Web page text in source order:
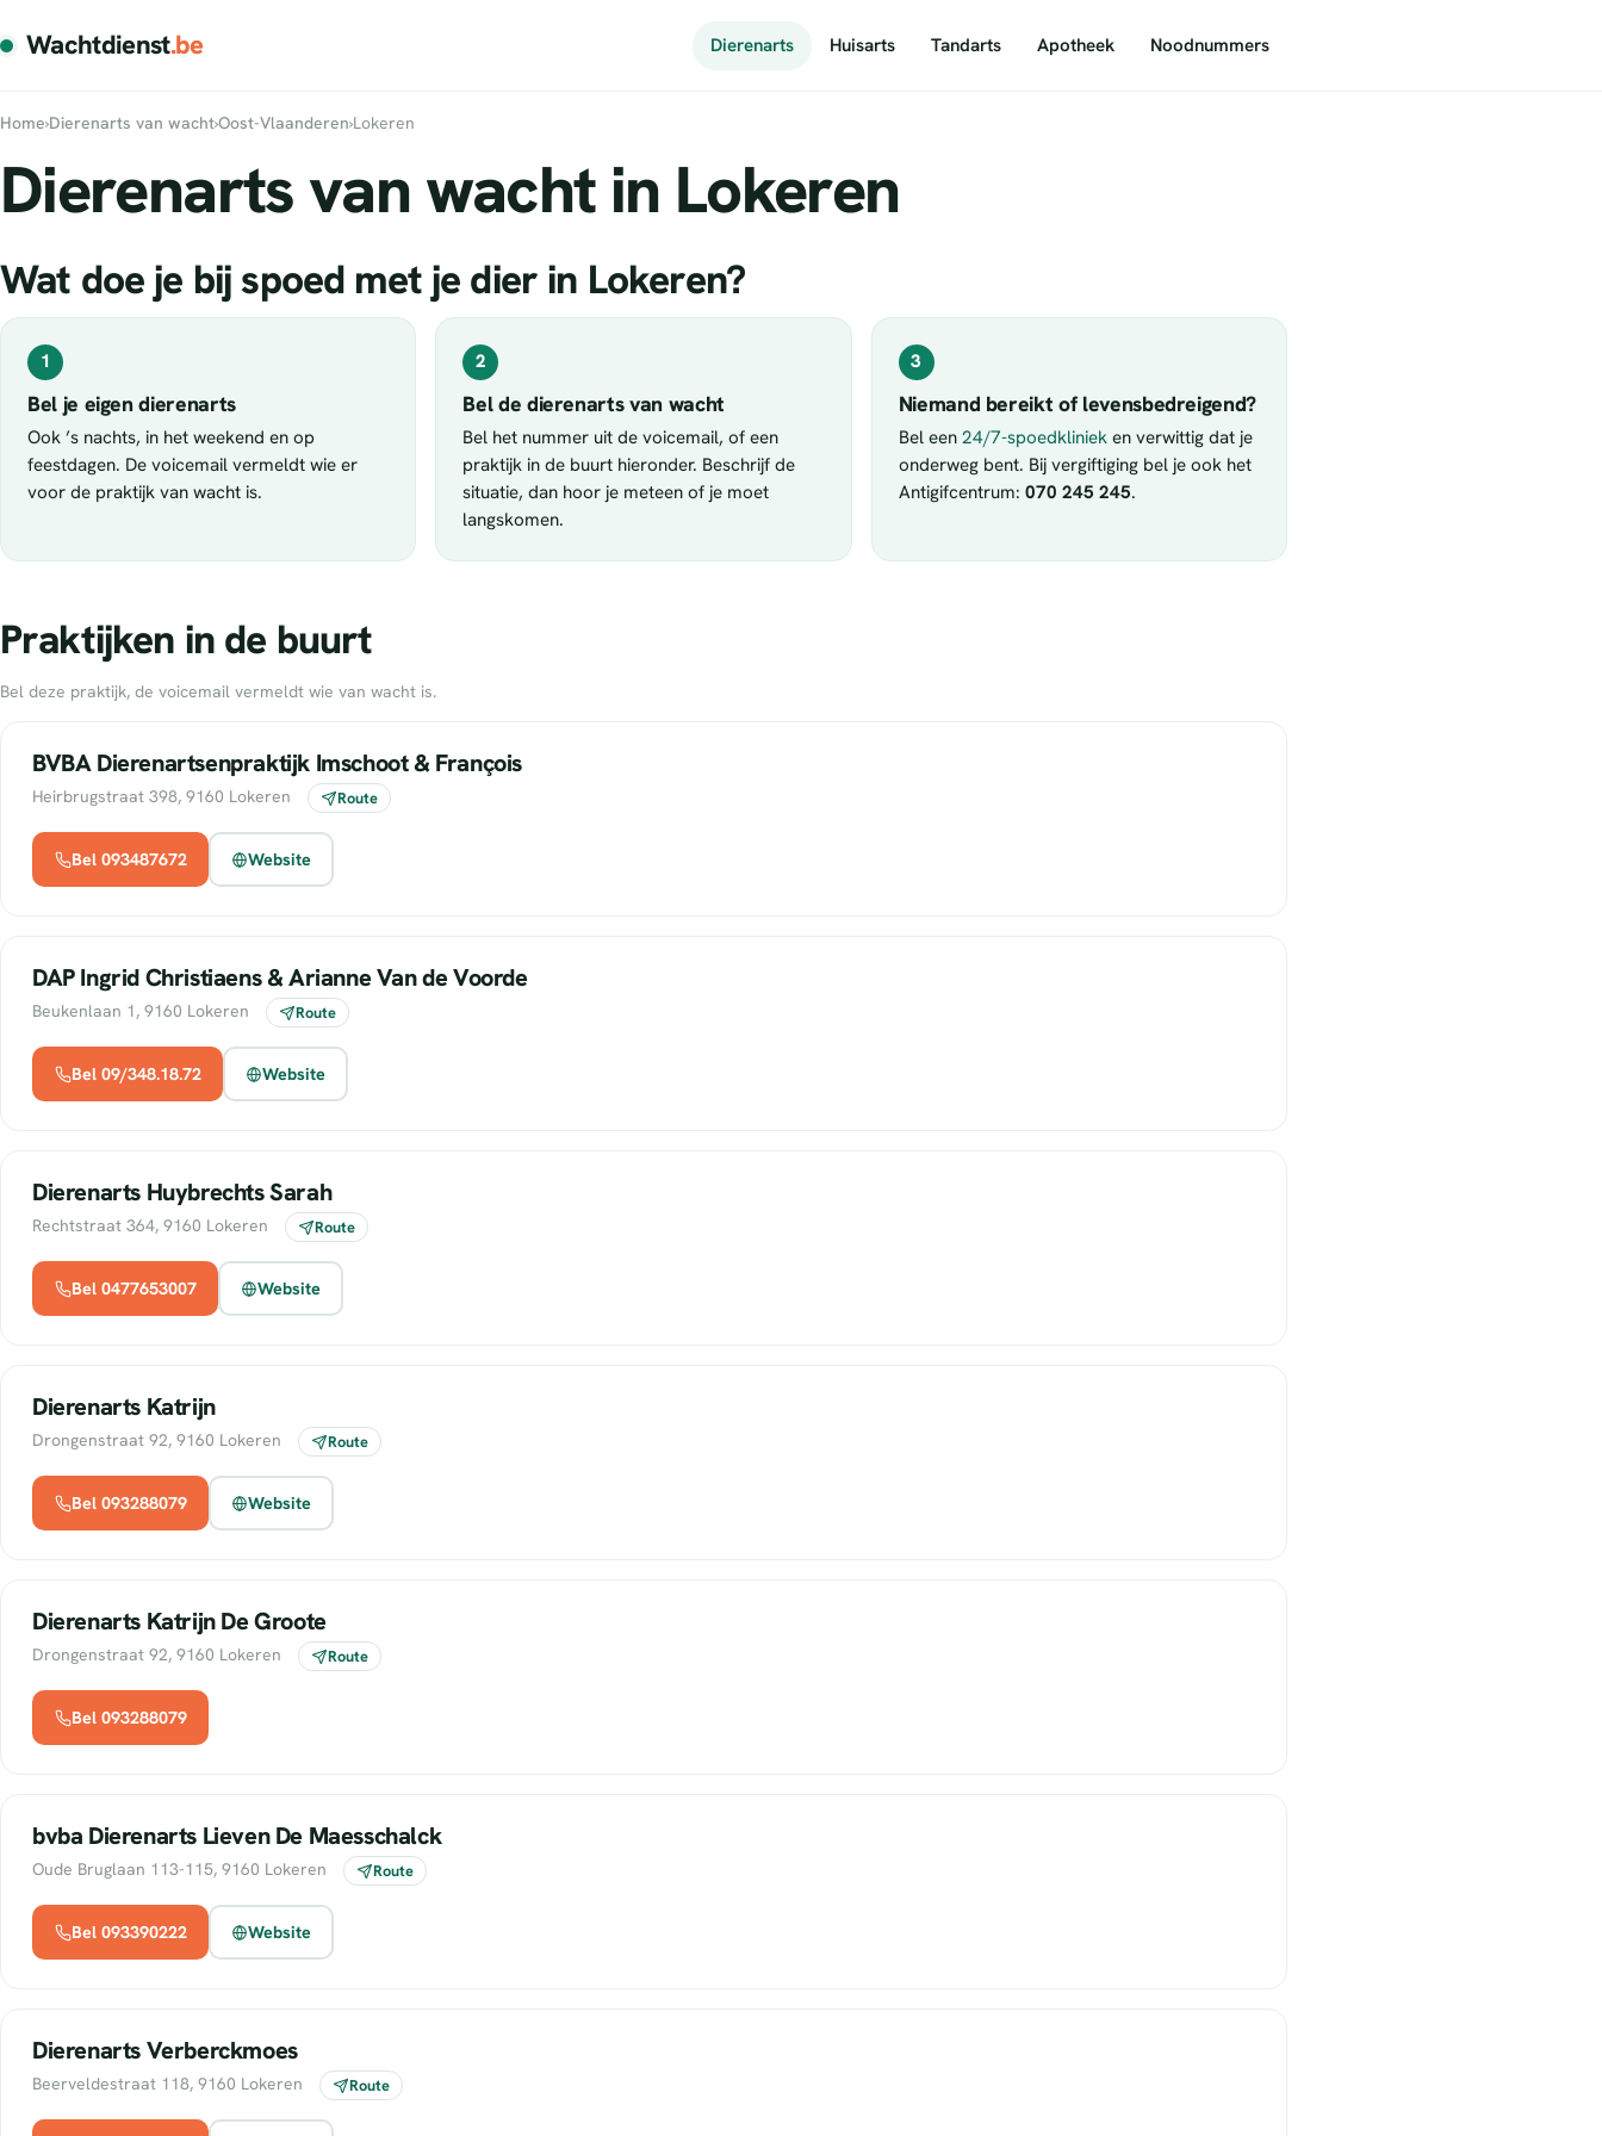
Wachtdienst.be Dierenarts Huisarts Tandarts Apotheek Noodnummers
Home›Dierenarts van wacht›Oost-Vlaanderen›Lokeren
Dierenarts van wacht in Lokeren
Wat doe je bij spoed met je dier in Lokeren?
1
Bel je eigen dierenarts
Ook ’s nachts, in het weekend en op
feestdagen. De voicemail vermeldt wie er
voor de praktijk van wacht is.
2
Bel de dierenarts van wacht
Bel het nummer uit de voicemail, of een
praktijk in de buurt hieronder. Beschrijf de
situatie, dan hoor je meteen of je moet
langskomen.
3
Niemand bereikt of levensbedreigend?
Bel een 24/7-spoedklinieken verwittig dat je
onderweg bent. Bij vergiftiging bel je ook het
Antigifcentrum: 070 245 245.
Praktijken in de buurt
Bel deze praktijk, de voicemail vermeldt wie van wacht is.
BVBA Dierenartsenpraktijk Imschoot & François
Heirbrugstraat 398, 9160 Lokeren Route
Bel 093487672 Website
DAP Ingrid Christiaens & Arianne Van de Voorde
Beukenlaan 1, 9160 Lokeren Route
Bel 09/348.18.72 Website
Dierenarts Huybrechts Sarah
Rechtstraat 364, 9160 Lokeren Route
Bel 0477653007 Website
Dierenarts Katrijn
Drongenstraat 92, 9160 Lokeren Route
Bel 093288079 Website
Dierenarts Katrijn De Groote
Drongenstraat 92, 9160 Lokeren Route
Bel 093288079
bvba Dierenarts Lieven De Maesschalck
Oude Bruglaan 113-115, 9160 Lokeren Route
Bel 093390222 Website
Dierenarts Verberckmoes
Beerveldestraat 118, 9160 Lokeren Route